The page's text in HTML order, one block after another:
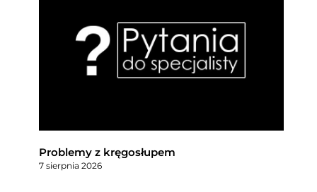
Problemy z kręgosłupem
7 sierpnia 2026